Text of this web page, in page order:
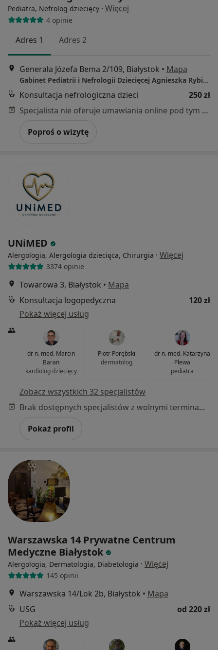
Pediatra, Nefrolog dziecięcy · Więcej
4 opinie
Adres 1 Adres 2
Generała Józefa Bema 2/109, Białystok • Mapa
Gabinet Pediatrii i Nefrologii Dziecięcej Agnieszka Rybi-Szumińska
Konsultacja nefrologiczna dzieci
250 zł
Specjalista nie oferuje umawiania online pod tym adresem.
Poproś o wizytę
UNiMED
Alergologia, Alergologia dziecięca, Chirurgia · Więcej
3374 opinie
Towarowa 3, Białystok • Mapa
Konsultacja logopedyczna
120 zł
Pokaż więcej usług
dr n. med. Marcin
Baran
kardiolog dziecięcy
Piotr Porębski
dermatolog
dr n. med. Katarzyna
Plewa
pediatra
Zobacz wszystkich 32 specjalistów
Brak dostępnych specjalistów z wolnymi terminami w tym centrum medycznym.
Pokaż profil
Warszawska 14 Prywatne Centrum
Medyczne Białystok
Alergologia, Dermatologia, Diabetologia · Więcej
145 opinii
Warszawska 14/Lok 2b, Białystok • Mapa
USG
od 220 zł
Pokaż więcej usług